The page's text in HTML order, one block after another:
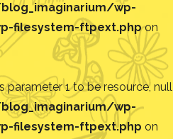
wp-
filesystem-ftpext.phpon
parameter 1 to be resource, null
wp-
filesystem-ftpext.php on